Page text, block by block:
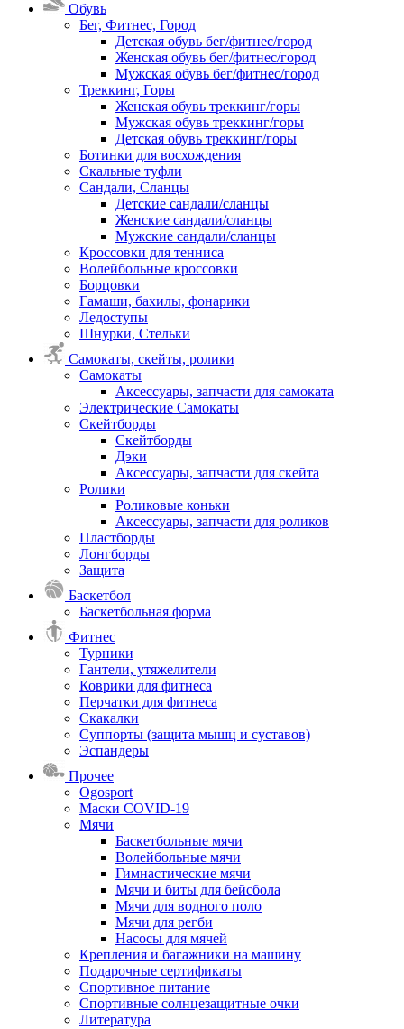
Обувь
Бег, Фитнес, Город
Детская обувь бег/фитнес/город
Женская обувь бег/фитнес/город
Мужская обувь бег/фитнес/город
Треккинг, Горы
Женская обувь треккинг/горы
Мужская обувь треккинг/горы
Детская обувь треккинг/горы
Ботинки для восхождения
Скальные туфли
Сандали, Сланцы
Детские сандали/сланцы
Женские сандали/сланцы
Мужские сандали/сланцы
Кроссовки для тенниса
Волейбольные кроссовки
Борцовки
Гамаши, бахилы, фонарики
Ледоступы
Шнурки, Стельки
Самокаты, скейты, ролики
Самокаты
Аксессуары, запчасти для самоката
Электрические Самокаты
Скейтборды
Скейтборды
Дэки
Аксессуары, запчасти для скейта
Ролики
Роликовые коньки
Аксессуары, запчасти для роликов
Пластборды
Лонгборды
Защита
Баскетбол
Баскетбольная форма
Фитнес
Турники
Гантели, утяжелители
Коврики для фитнеса
Перчатки для фитнеса
Скакалки
Суппорты (защита мышц и суставов)
Эспандеры
Прочее
Ogosport
Маски COVID-19
Мячи
Баскетбольные мячи
Волейбольные мячи
Гимнастические мячи
Мячи и биты для бейсбола
Мячи для водного поло
Мячи для регби
Насосы для мячей
Крепления и багажники на машину
Подарочные сертификаты
Спортивное питание
Спортивные солнцезащитные очки
Литература